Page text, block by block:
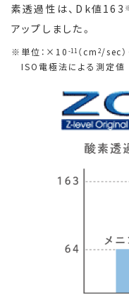
素透過性は、Dk値163
アップしました。
単位：×10 -11 （cm 2/sec）
ISO電極法による測定値